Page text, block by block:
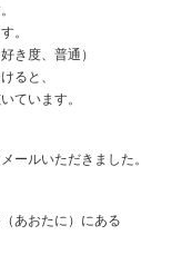
。
き度、普通）
ると、
ています。
ールいただきました。
あおたに）にある